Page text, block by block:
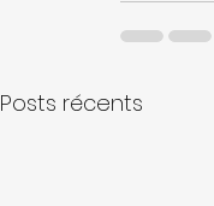
Posts récents